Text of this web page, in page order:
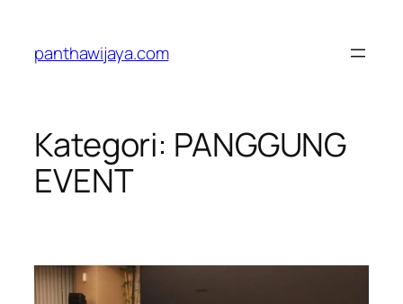
konten
panthawijaya.com
Kategori: PANGGUNG
EVENT